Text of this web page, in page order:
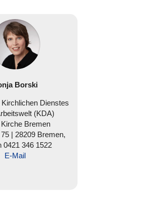
Borski
Dienstes
(KDA)
Bremen
| 28209 Bremen,
0421 346 1522
E‑Mail